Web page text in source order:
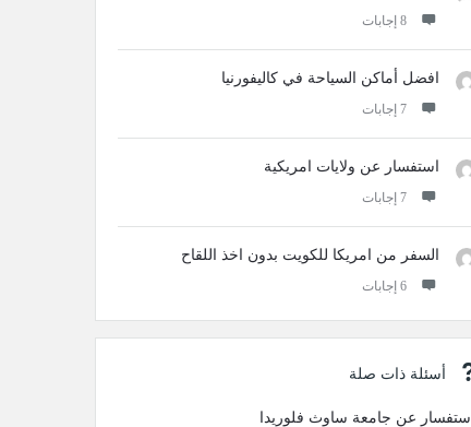
‫8 إجابات
افضل أماكن السياحة في كاليفورنيا
‫7 إجابات
استفسار عن ولايات امريكية
‫7 إجابات
السفر من امريكا للكويت بدون اخذ اللقاح
‫6 إجابات
أسئلة ذات صلة
استفسار عن جامعة ساوث فلوريدا